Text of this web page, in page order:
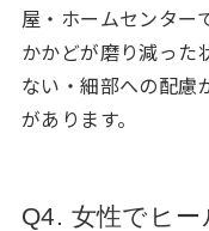
屋・ホームセンター
かかどが磨り減った
ない・細部への配慮
があります。
Q4. 女性でヒ